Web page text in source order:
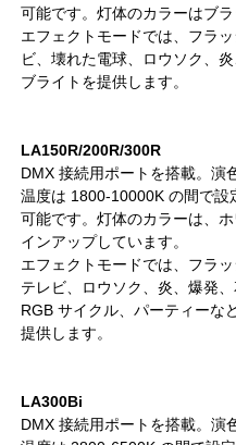
可能です。灯体のカラーはブラ
エフェクトモードでは、フラ
ビ、壊れた電球、ロウソク、
ブライトを提供します。
LA150R/200R/300R
DMX 接続用ポートを搭載。演
温度は 1800-10000K の間で設
可能です。灯体のカラーは、
インアップしています。
エフェクトモードでは、フラ
テレビ、ロウソク、炎、爆発
RGB サイクル、パーティーな
提供します。
LA300Bi
DMX 接続用ポートを搭載。演